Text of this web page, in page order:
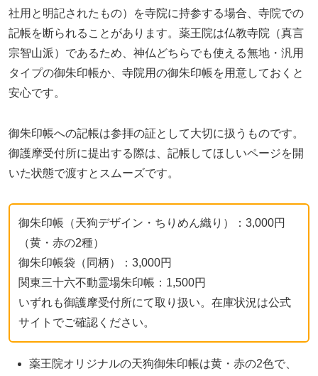
社用と明記されたもの）を寺院に持参する場合、寺院での
記帳を断られることがあります。薬王院は仏教寺院（真言
宗智山派）であるため、神仏どちらでも使える無地・汎用
タイプの御朱印帳か、寺院用の御朱印帳を用意しておくと
安心です。
御朱印帳への記帳は参拝の証として大切に扱うものです。
御護摩受付所に提出する際は、記帳してほしいページを開
いた状態で渡すとスムーズです。
御朱印帳（天狗デザイン・ちりめん織り）：3,000円
（黄・赤の2種）
御朱印帳袋（同柄）：3,000円
関東三十六不動霊場朱印帳：1,500円
いずれも御護摩受付所にて取り扱い。在庫状況は公式
サイトでご確認ください。
薬王院オリジナルの天狗御朱印帳は黄・赤の2色で、